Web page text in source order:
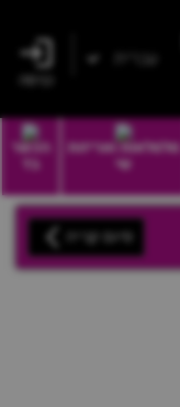
עברית
סלסלאות ואריזות
שי
הכשר
בד
סיום קנייה